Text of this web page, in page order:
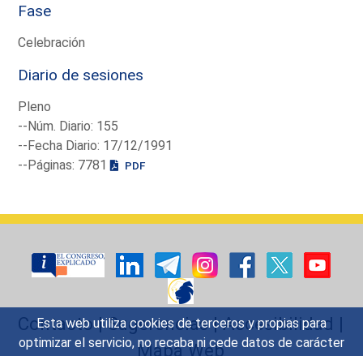
Esta web utiliza cookies de terceros y propias para
optimizar el servicio, no recaba ni cede datos de carácter
Fase
Celebración
Diario de sesiones
Pleno
--Núm. Diario: 155
--Fecha Diario: 17/12/1991
--Páginas: 7781
PDF
Contacto|Sugerencias|Accesibilidad |
Mapa Web